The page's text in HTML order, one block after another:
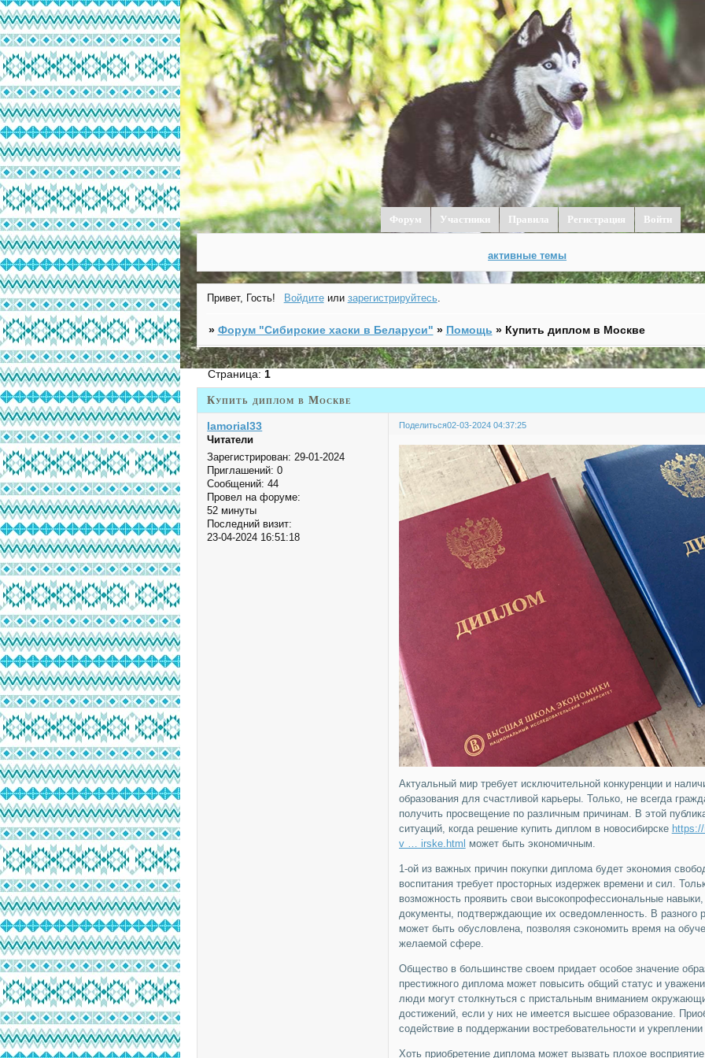
Форум Участники Правила Регистрация Войти
активные темы
Привет, Гость! Войдитеили зарегистрируйтесь.
» Форум "Cибирские хаски в Беларуси" » Помощь » Купить диплом в Москве
Купить диплом в Москве
Страница: 1
Поделиться02-03-2024 04:37:25
Iamorial33
Читатели
Зарегистрирован: 29-01-2024
Приглашений: 0
Сообщений: 44
Провел на форуме:
52 минуты
Последний визит:
23-04-2024 16:51:18
Актуальный мир требует исключительной конкуренции и
образования для счастливой карьеры. Только, не всегда
получить просвещение по различным причинам. В этой
ситуаций, когда решение купить диплом в новосибирске
v … irske.html может быть экономичным.
1-ой из важных причин покупки диплома будет экономия
воспитания требует просторных издержек времени и сил.
возможность проявить свои высокопрофессиональные
документы, подтверждающие их осведомленность. В разного
может быть обусловлена, позволяя сэкономить время на
желаемой сфере.
Общество в большинстве своем придает особое значение
престижного диплома может повысить общий статус и
люди могут столкнуться с пристальным вниманием
достижений, если у них не имеется высшее образование.
содействие в поддержании востребовательности и
Хоть приобретение диплома может вызвать плохое